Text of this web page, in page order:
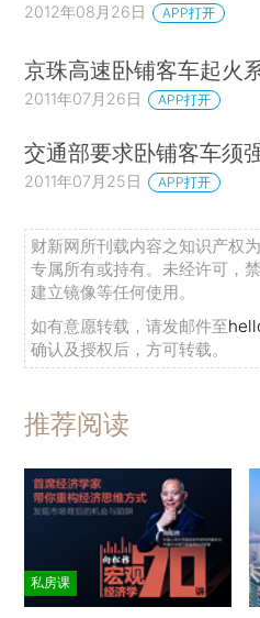
2012年08月26日 APP打开
京珠高速卧铺客车起火
2011年07月26日 APP打开
交通部要求卧铺客车须
2011年07月25日 APP打开
财新网所刊载内容之知识产权
专属所有或持有。未经许可，
建立镜像等任何使用。
如有意愿转载，请发邮件至
确认及授权后，方可转载。
推荐阅读
私房课